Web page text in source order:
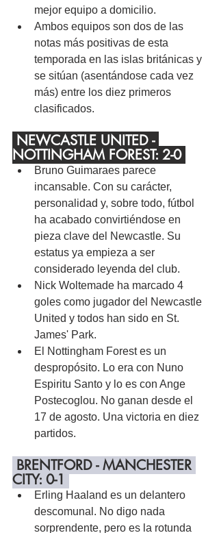
mejor equipo a domicilio.
Ambos equipos son dos de las
notas más positivas de esta
temporada en las islas británicas y
se sitúan (asentándose cada vez
más) entre los diez primeros
clasificados.
NEWCASTLE UNITED -
NOTTINGHAM FOREST: 2-0
Bruno Guimaraes parece
incansable. Con su carácter,
personalidad y, sobre todo, fútbol
ha acabado convirtiéndose en
pieza clave del Newcastle. Su
estatus ya empieza a ser
considerado leyenda del club.
Nick Woltemade ha marcado 4
goles como jugador del Newcastle
United y todos han sido en St.
James' Park.
El Nottingham Forest es un
despropósito. Lo era con Nuno
Espiritu Santo y lo es con Ange
Postecoglou. No ganan desde el
17 de agosto. Una victoria en diez
partidos.
BRENTFORD - MANCHESTER
CITY: 0-1
Erling Haaland es un delantero
descomunal. No digo nada
sorprendente, pero es la rotunda